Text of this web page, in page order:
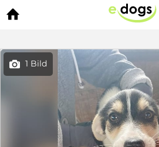

 1 Bild